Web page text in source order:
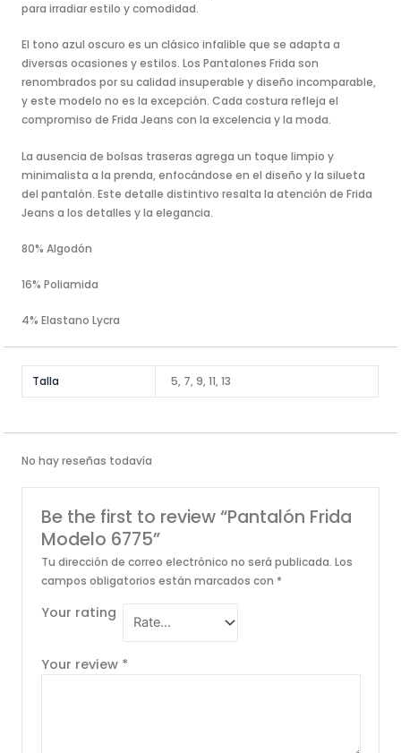
para irradiar estilo y comodidad.
El tono azul oscuro es un clásico infalible que se adapta a
diversas ocasiones y estilos. Los Pantalones Frida son
renombrados por su calidad insuperable y diseño incomparable,
y este modelo no es la excepción. Cada costura refleja el
compromiso de Frida Jeans con la excelencia y la moda.
La ausencia de bolsas traseras agrega un toque limpio y
minimalista a la prenda, enfocándose en el diseño y la silueta
del pantalón. Este detalle distintivo resalta la atención de Frida
Jeans a los detalles y la elegancia.
80% Algodón
16% Poliamida
4% Elastano Lycra
Talla 5, 7, 9, 11, 13
No hay reseñas todavía
Be the first to review “Pantalón Frida
Modelo 6775”
Tu dirección de correo electrónico no será publicada. Los
campos obligatorios están marcados con *
Your rating
Your review *